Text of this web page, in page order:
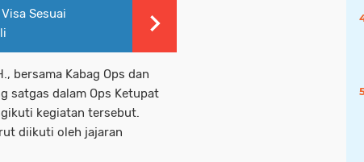
Sesuai
bersama Kabag Ops dan
satgas dalam Ops Ketupat
kegiatan tersebut.
diikuti oleh jajaran